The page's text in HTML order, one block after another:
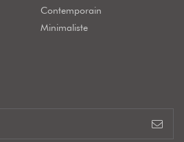
Contemporain
Minimaliste